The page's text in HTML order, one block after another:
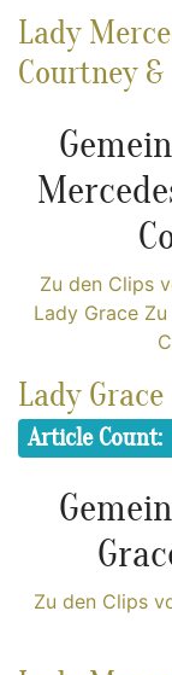
Lady
Courtney &
Zu den Clips
Lady Grace
Lady
Article
Zu den Clips